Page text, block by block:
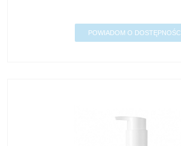
POWIADOM O DOSTĘPNOŚCI